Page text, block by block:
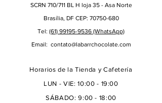
SCRN 710/711 BL H loja 35 - Asa Norte
Brasília, DF CEP: 70750-680
Tel: (61) 99195-9536 (WhatsApp)
Email: contato@labarrchocolate.com
Horarios de la Tienda y Cafetería
LUN - VIE: 10:00 - 19:00
SÁBADO: 9:00 - 18:00